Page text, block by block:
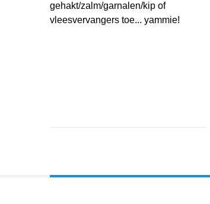
gehakt/zalm/garnalen/kip of
vleesvervangers toe... yammie!